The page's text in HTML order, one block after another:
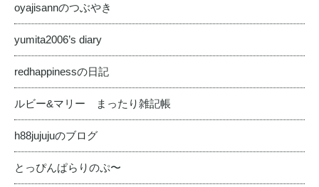
oyajisannのつぶやき
yumita2006’s diary
redhappinessの日記
ルビー&マリー まったり雑記帳
h88jujujuのブログ
とっぴんぱらりのぷ〜